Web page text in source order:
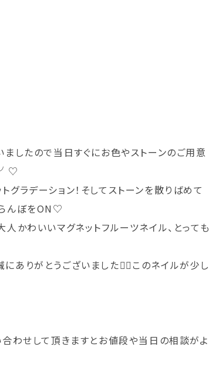
ましたので当日すぐにお色やストーンのご用意
グラデーション！そしてストーンを散りばめて
らんぼをON♡
かわいいマグネットフルーツネイル、とっても
ありがとうございました🙇‍♀️このネイルが少し
わせして頂きますとお値段や当日の相談がよ